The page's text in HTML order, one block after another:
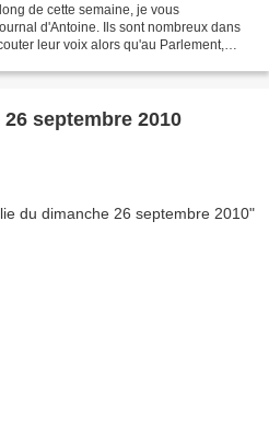
de cette semaine, je vous
d'Antoine. Ils sont nombreux dans
leur voix alors qu'au Parlement,
septembre 2010